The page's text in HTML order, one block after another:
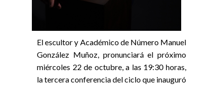
El escultor y Académico de Número Manuel
González Muñoz, pronunciará el próximo
miércoles 22 de octubre, a las 19:30 horas,
la tercera conferencia del ciclo que inauguró